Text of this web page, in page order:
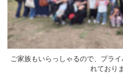
ご家族もいらっしゃるので、プラ
れており